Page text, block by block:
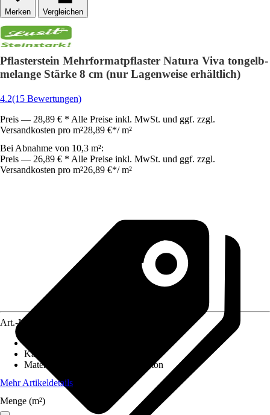
Vergleichen
Pflasterstein Mehrformatpflaster Natura Viva tongelb-
melange Stärke 8 cm (nur Lagenweise erhältlich)
4.2(15 Bewertungen)
Preis — 28,89 € * Alle Preise inkl. MwSt. und ggf. zzgl.
Versandkosten pro m²28,89 €*/ m²
Bei Abnahme von 10,3 m²:
Preis — 26,89 € * Alle Preise inkl. MwSt. und ggf. zzgl.
Versandkosten pro m²26,89 €*/ m²
Art.-Nr.
Kantenausführung
Materialspezifizierung
Normalbeton
Mehr Artikeldetails
Menge (m²)